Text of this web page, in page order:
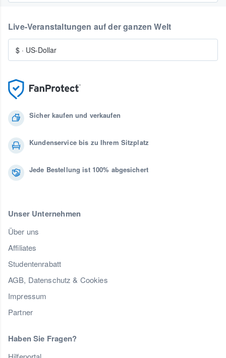
Sicher kaufen und verkaufen
Kundenservice bis zu Ihrem Sitzplatz
Jede Bestellung ist 100% abgesichert
Unser Unternehmen
Über uns
Affiliates
Studentenrabatt
AGB, Datenschutz & Cookies
Impressum
Partner
Haben Sie Fragen?
Live-Veranstaltungen auf der ganzen Welt
$ · US-Dollar